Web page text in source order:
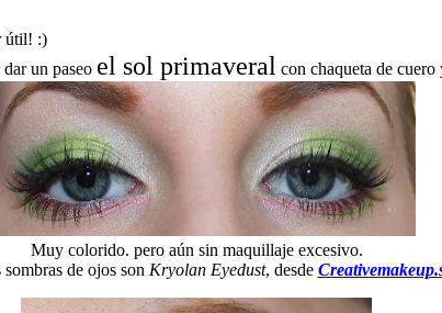
útil! :)
un paseo el sol primaveral con chaqueta de cuero
Muy colorido. pero aún sin maquillaje excesivo.
sombras de ojos son Kryolan Eyedust, desde